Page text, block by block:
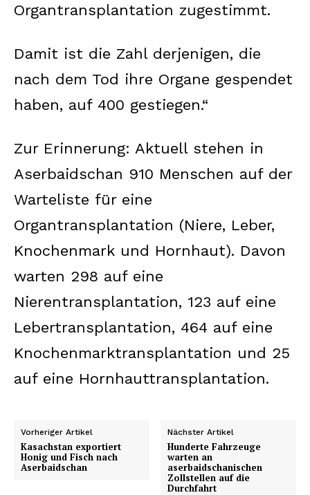
Organtransplantation zugestimmt.
Damit ist die Zahl derjenigen, die
nach dem Tod ihre Organe gespendet
haben, auf 400 gestiegen.“
Zur Erinnerung: Aktuell stehen in
Aserbaidschan 910 Menschen auf der
Warteliste für eine
Organtransplantation (Niere, Leber,
Knochenmark und Hornhaut). Davon
warten 298 auf eine
Nierentransplantation, 123 auf eine
Lebertransplantation, 464 auf eine
Knochenmarktransplantation und 25
auf eine Hornhauttransplantation.
Vorheriger Artikel
Kasachstan exportiert
Honig und Fisch nach
Aserbaidschan
Nächster Artikel
Hunderte Fahrzeuge
warten an
aserbaidschanischen
Zollstellen auf die
Durchfahrt